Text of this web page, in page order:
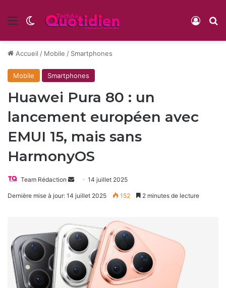
Menu Switch skin
Accueil / Mobile / Smartphones
Mobile Smartphones
Huawei Pura 80 : un
lancement européen avec
EMUI 15, mais sans
HarmonyOS
Team Rédaction
Envoyer14 juillet 2025
Dernière mise à jour: 14 juillet 2025 152 2 minutes de lecture